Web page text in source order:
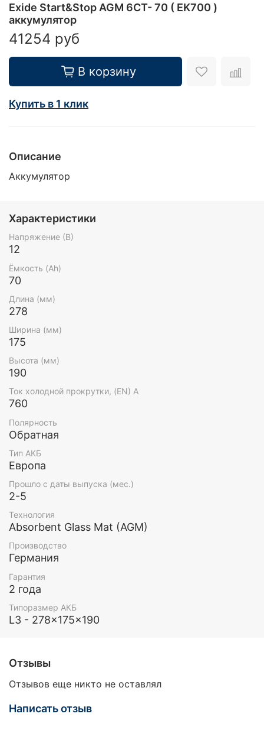
Exide Start&Stop AGM 6СТ- 70 ( EK700 )
аккумулятор
41254 руб
В корзину
Купить в 1 клик
Описание
Аккумулятор
Характеристики
Напряжение (В)
12
Ёмкость (Ah)
70
Длина (мм)
278
Ширина (мм)
175
Высота (мм)
190
Ток холодной прокрутки, (EN) А
760
Полярность
Обратная
Тип АКБ
Европа
Прошло с даты выпуска (мес.)
2-5
Технология
Absorbent Glass Mat (AGM)
Производство
Германия
Гарантия
2 года
Типоразмер АКБ
L3 - 278x175x190
Отзывы
Отзывов еще никто не оставлял
Написать отзыв